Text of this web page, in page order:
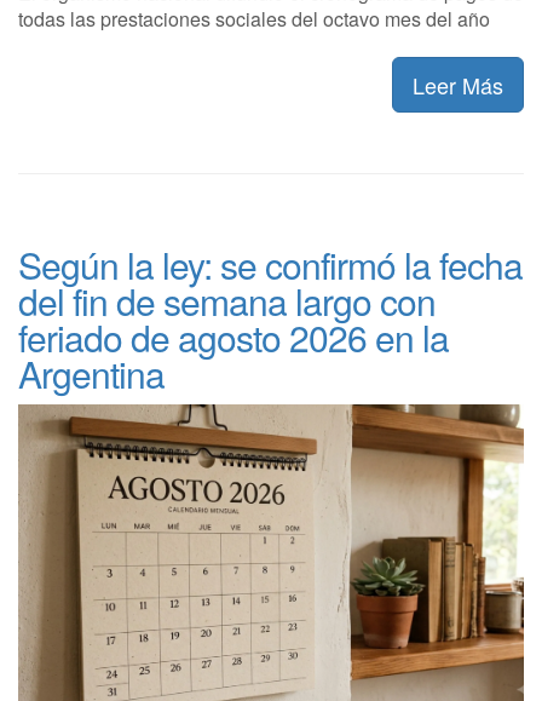
todas las prestaciones sociales del octavo mes del año
Leer Más
Según la ley: se confirmó la fecha
del fin de semana largo con
feriado de agosto 2026 en la
Argentina